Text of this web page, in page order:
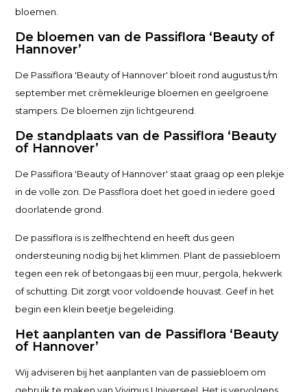
bloemen.
De bloemen van de Passiflora ‘Beauty of
Hannover’
De Passiflora 'Beauty of Hannover' bloeit rond augustus t/m
september met crèmekleurige bloemen en geelgroene
stampers. De bloemen zijn lichtgeurend.
De standplaats van de Passiflora ‘Beauty
of Hannover’
De Passiflora 'Beauty of Hannover' staat graag op een plekje
in de volle zon. De Passflora doet het goed in iedere goed
doorlatende grond.
De passiflora is is zelfhechtend en heeft dus geen
ondersteuning nodig bij het klimmen. Plant de passiebloem
tegen een rek of betongaas bij een muur, pergola, hekwerk
of schutting. Dit zorgt voor voldoende houvast. Geef in het
begin een klein beetje begeleiding.
Het aanplanten van de Passiflora ‘Beauty
of Hannover’
Wij adviseren bij het aanplanten van de passiebloem om